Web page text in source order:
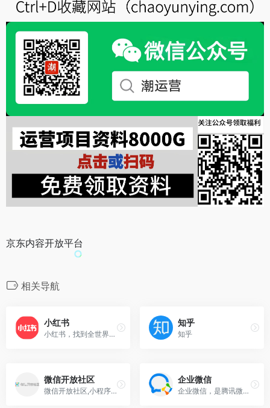
京东内容开放平台
相关导航
小红书
小红书，找到全世界的好东西！和全球千万用户一起分享海外新货，笔记多多、测评满满，足不出户就能逛遍全世界，选购必备的海外口碑单品、护肤彩妆、时尚穿搭、家电数码、保健美食！
知乎
知乎
微信开放社区
微信开放社区,小程序,微信服务市场,微信服务平台,微信学堂
企业微信
企业微信，是腾讯微信团队为企业打造的专业办公管理工具。与微信一致的沟通体验，丰富免费的OA应用，并与微信消息、小程序、微信支付等互通，助力企业高效办公和管理。全面安全保...